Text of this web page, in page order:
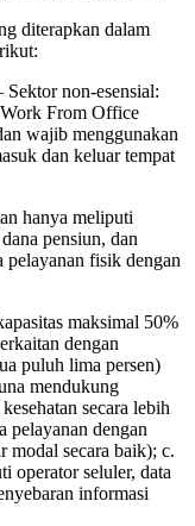
diterapkan dalam
non-esensial:
From Office
wajib menggunakan
dan keluar tempat
hanya meliputi
pensiun, dan
pelayanan fisik dengan
maksimal 50%
dengan
puluh lima persen)
mendukung
secara lebih
pelayanan dengan
modal secara baik); c.
operator seluler, data
informasi